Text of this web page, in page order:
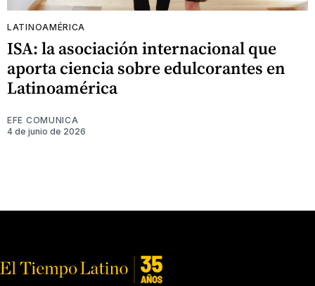
LATINOAMÉRICA
ISA: la asociación internacional que
aporta ciencia sobre edulcorantes en
Latinoamérica
EFE COMUNICA
4 de junio de 2026